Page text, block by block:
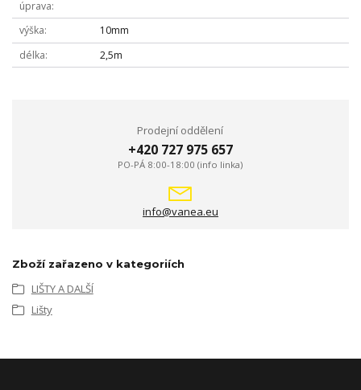
úprava
výška
10mm
délka
2,5m
Prodejní oddělení
+420 727 975 657
PO-PÁ 8:00-18:00 (info linka)
info@vanea.eu
Zboží zařazeno v kategoriích
LIŠTY A DALŠÍ
Lišty